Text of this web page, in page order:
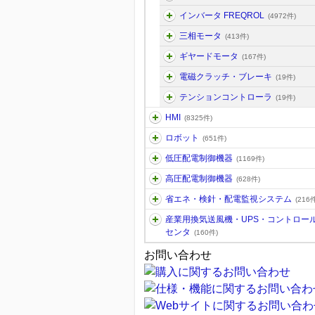
インバータ FREQROL (4972件)
三相モータ (413件)
ギヤードモータ (167件)
電磁クラッチ・ブレーキ (19件)
テンションコントローラ (19件)
HMI (8325件)
ロボット (651件)
低圧配電制御機器 (1169件)
高圧配電制御機器 (628件)
省エネ・検針・配電監視システム (216
産業用換気送風機・UPS・コントロー
センタ
(160件)
お問い合わせ